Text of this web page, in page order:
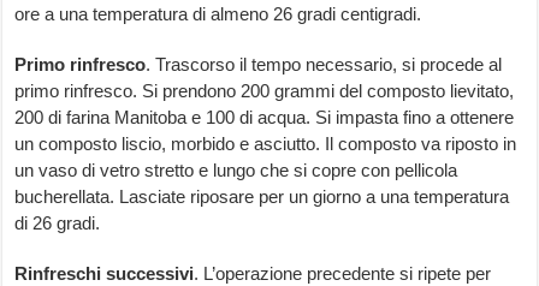
ore a una temperatura di almeno 26 gradi centigradi.
Primo rinfresco. Trascorso il tempo necessario, si procede al
primo rinfresco. Si prendono 200 grammi del composto lievitato,
200 di farina Manitoba e 100 di acqua. Si impasta fino a ottenere
un composto liscio, morbido e asciutto. Il composto va riposto in
un vaso di vetro stretto e lungo che si copre con pellicola
bucherellata. Lasciate riposare per un giorno a una temperatura
di 26 gradi.
Rinfreschi successivi. L’operazione precedente si ripete per